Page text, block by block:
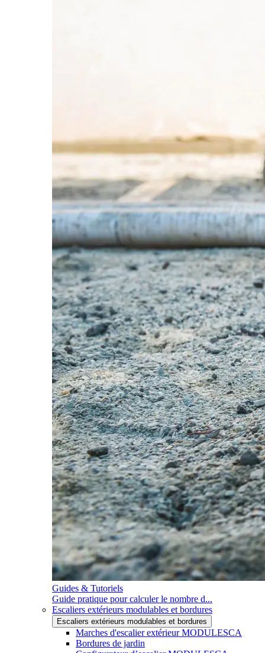
Guides & Tutoriels
Guide pratique pour calculer le nombre d...
Escaliers extérieurs modulables et bordures
Escaliers extérieurs modulables et bordures
Marches d'escalier extérieur MODULESCA
Bordures de jardin